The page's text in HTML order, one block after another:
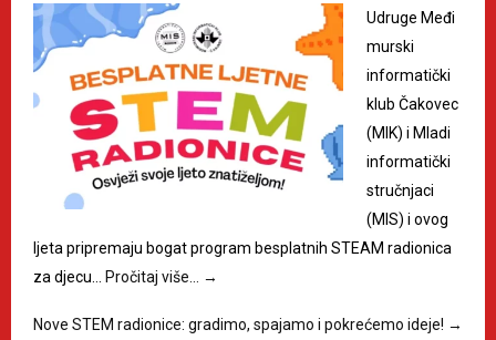
Udruge Međi
murski
informatički
klub Čakovec
(MIK) i Mladi
informatički
stručnjaci
(MIS) i ovog
ljeta pripremaju bogat program besplatnih STEAM radionica
za djecu…
Pročitaj više… →
Nove STEM radionice: gradimo, spajamo i pokrećemo ideje! →